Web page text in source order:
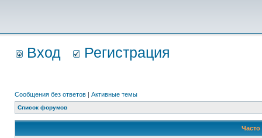
Вход Регистрация
Сообщения без ответов | Активные темы
Список форумов